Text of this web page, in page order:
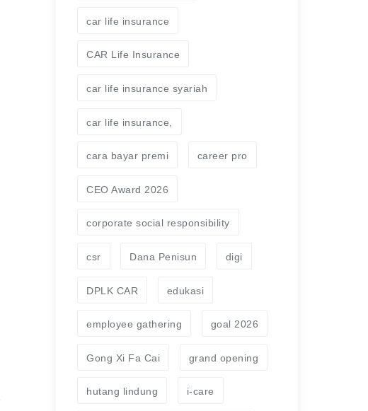
car life insurance
CAR Life Insurance
car life insurance syariah
car life insurance,
cara bayar premi career pro
CEO Award 2026
corporate social responsibility
csr Dana Penisun digi
DPLK CAR edukasi
employee gathering goal 2026
Gong Xi Fa Cai grand opening
hutang lindung i-care